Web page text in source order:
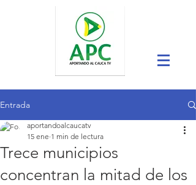
Entrada
Trece municipios
concentran la mitad de los
aportandoalcaucatv
15 ene 1 min de lectura